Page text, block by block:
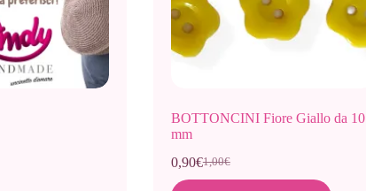
BOTTONCINI Fiore Giallo da 10
mm
1,00€
Il
prezzo
0,90€Il
prezzo